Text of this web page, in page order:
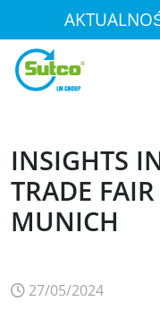
INSIGHTS
TRADE
MUNICH
27/05/2024